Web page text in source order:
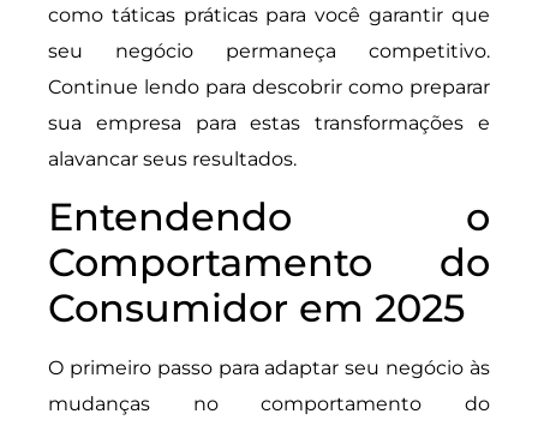
como táticas práticas para você garantir que
seu negócio permaneça competitivo.
Continue lendo para descobrir como preparar
sua empresa para estas transformações e
alavancar seus resultados.
Entendendo o
Comportamento do
Consumidor em 2025
O primeiro passo para adaptar seu negócio às
mudanças no comportamento do